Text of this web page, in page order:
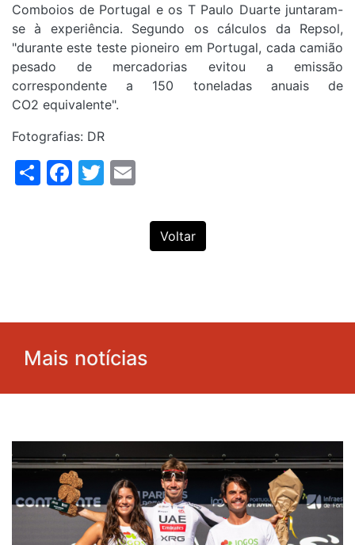
Comboios de Portugal e os T Paulo Duarte juntaram-
se à experiência. Segundo os cálculos da Repsol,
"durante este teste pioneiro em Portugal, cada camião
pesado de mercadorias evitou a emissão
correspondente a 150 toneladas anuais de
CO2 equivalente".
Fotografias: DR
ShareFacebook
Twitter
Voltar
Mais notícias